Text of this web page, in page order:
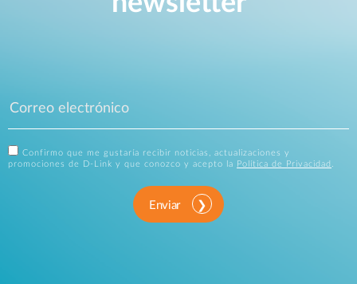
Confirmo que me gustaría recibir noticias, actualizaciones y
promociones de D-Link y que conozco y acepto la
Política de Privacidad
Enviar